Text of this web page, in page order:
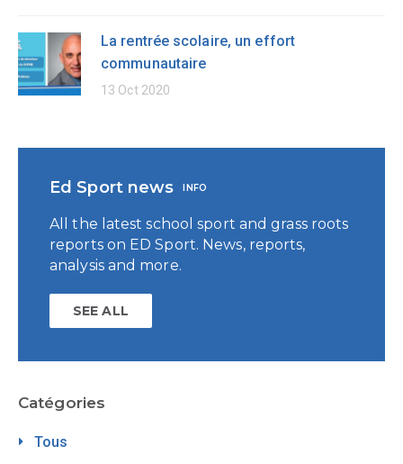
La rentrée scolaire, un effort
communautaire
13 Oct 2020
Ed Sport news INFO
All the latest school sport and grass roots
reports on ED Sport. News, reports,
analysis and more.
SEE ALL
Catégories
Tous